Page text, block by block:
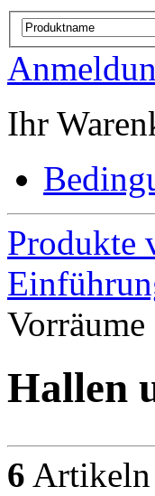
Ihr
Produkte
Vorräume
Hallen
6 Artikeln